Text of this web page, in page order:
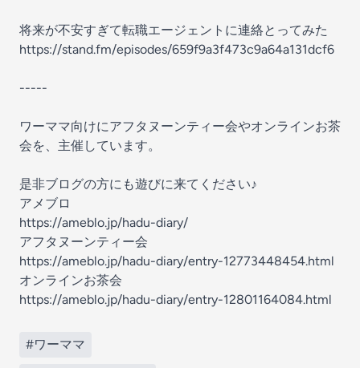
将来が不安すぎて転職エージェントに連絡とってみた
https://stand.fm/episodes/659f9a3f473c9a64a131dcf6
-----
ワーママ向けにアフタヌーンティー会やオンラインお茶
会を、主催しています。
是非ブログの方にも遊びに来てください♪
アメブロ
https://ameblo.jp/hadu-diary/
アフタヌーンティー会
https://ameblo.jp/hadu-diary/entry-12773448454.html
オンラインお茶会
https://ameblo.jp/hadu-diary/entry-12801164084.html
#ワーママ